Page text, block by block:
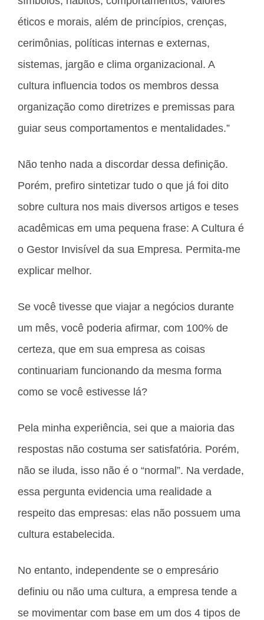
éticos e morais, além de princípios, crenças,
cerimônias, políticas internas e externas,
sistemas, jargão e clima organizacional. A
cultura influencia todos os membros dessa
organização como diretrizes e premissas para
guiar seus comportamentos e mentalidades.”
Não tenho nada a discordar dessa definição.
Porém, prefiro sintetizar tudo o que já foi dito
sobre cultura nos mais diversos artigos e teses
acadêmicas em uma pequena frase: A Cultura é
o Gestor Invisível da sua Empresa. Permita-me
explicar melhor.
Se você tivesse que viajar a negócios durante
um mês, você poderia afirmar, com 100% de
certeza, que em sua empresa as coisas
continuariam funcionando da mesma forma
como se você estivesse lá?
Pela minha experiência, sei que a maioria das
respostas não costuma ser satisfatória. Porém,
não se iluda, isso não é o “normal”. Na verdade,
essa pergunta evidencia uma realidade a
respeito das empresas: elas não possuem uma
cultura estabelecida.
No entanto, independente se o empresário
definiu ou não uma cultura, a empresa tende a
se movimentar com base em um dos 4 tipos de